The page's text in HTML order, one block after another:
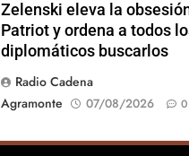
Zelenski eleva la
Patriot y ordena a todos
diplomáticos buscarlos
Radio Cadena
Agramonte
07/08/2026 0